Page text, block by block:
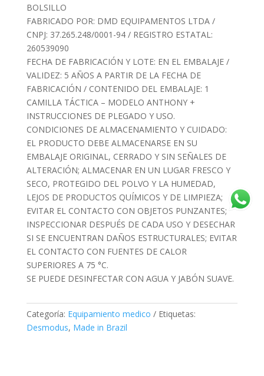
BOLSILLO
FABRICADO POR: DMD EQUIPAMENTOS LTDA /
CNPJ: 37.265.248/0001-94 / REGISTRO ESTATAL:
260539090
FECHA DE FABRICACIÓN Y LOTE: EN EL EMBALAJE /
VALIDEZ: 5 AÑOS A PARTIR DE LA FECHA DE
FABRICACIÓN / CONTENIDO DEL EMBALAJE: 1
CAMILLA TÁCTICA – MODELO ANTHONY +
INSTRUCCIONES DE PLEGADO Y USO.
CONDICIONES DE ALMACENAMIENTO Y CUIDADO:
EL PRODUCTO DEBE ALMACENARSE EN SU
EMBALAJE ORIGINAL, CERRADO Y SIN SEÑALES DE
ALTERACIÓN; ALMACENAR EN UN LUGAR FRESCO Y
SECO, PROTEGIDO DEL POLVO Y LA HUMEDAD,
LEJOS DE PRODUCTOS QUÍMICOS Y DE LIMPIEZA;
EVITAR EL CONTACTO CON OBJETOS PUNZANTES;
INSPECCIONAR DESPUÉS DE CADA USO Y DESECHAR
SI SE ENCUENTRAN DAÑOS ESTRUCTURALES; EVITAR
EL CONTACTO CON FUENTES DE CALOR
SUPERIORES A 75 °C.
SE PUEDE DESINFECTAR CON AGUA Y JABÓN SUAVE.
Categoría: Equipamiento medico
Etiquetas:
Desmodus, Made in Brazil